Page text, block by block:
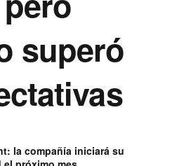
superó
la compañía iniciará su